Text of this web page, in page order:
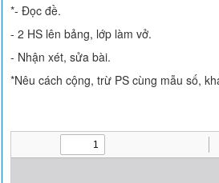
*- Đọc đề.
- 2 HS lên bảng, lớp làm vở.
- Nhận xét, sửa bài.
*Nêu cách cộng, trừ PS cùng mẫu số,